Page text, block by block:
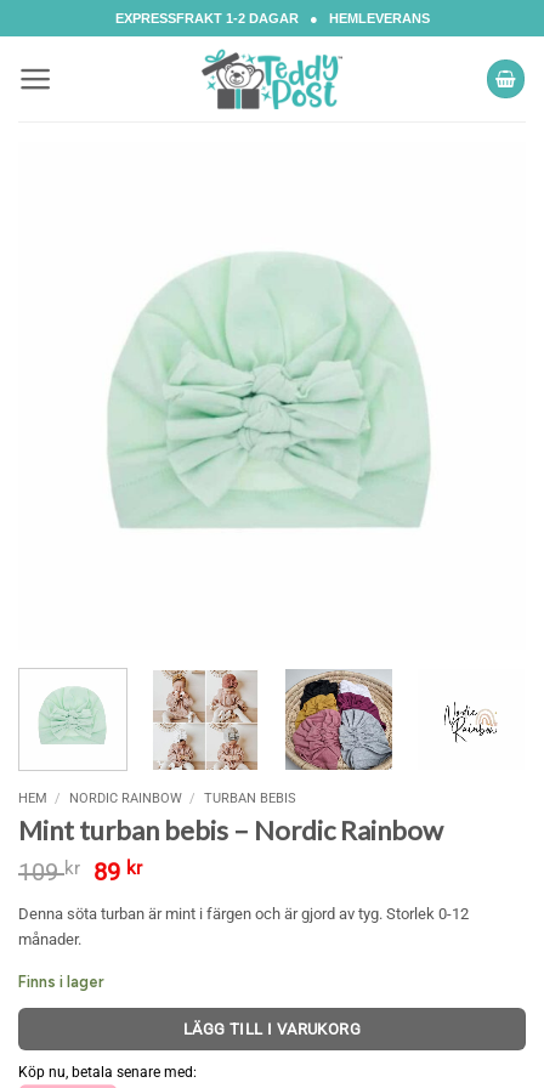
to
EXPRESSFRAKT 1-2 DAGAR ● HEMLEVERANS
HEM / NORDIC RAINBOW / TURBAN BEBIS
Mint turban bebis – Nordic Rainbow
109kr
Det
priset
89 krDet
priset
Denna söta turban är mint i färgen och är gjord av tyg. Storlek 0-12
månader.
Finns i lager
LÄGG TILL I VARUKORG
Köp nu, betala senare med: